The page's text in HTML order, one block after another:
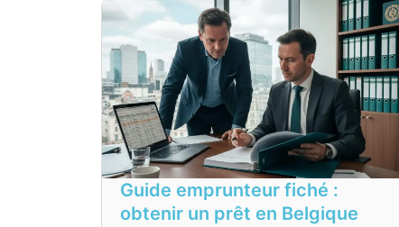
Guide emprunteur fiché :
obtenir un prêt en Belgique